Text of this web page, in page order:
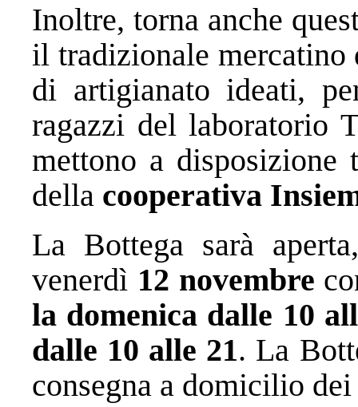
Inoltre, torna anche
il tradizionale
di artigianato ideati,
ragazzi del laboratorio
mettono a
della cooperativa
La Bottega sarà
venerdì 12 novembre
la domenica dalle 10
dalle 10 alle 21. La
consegna a domicilio